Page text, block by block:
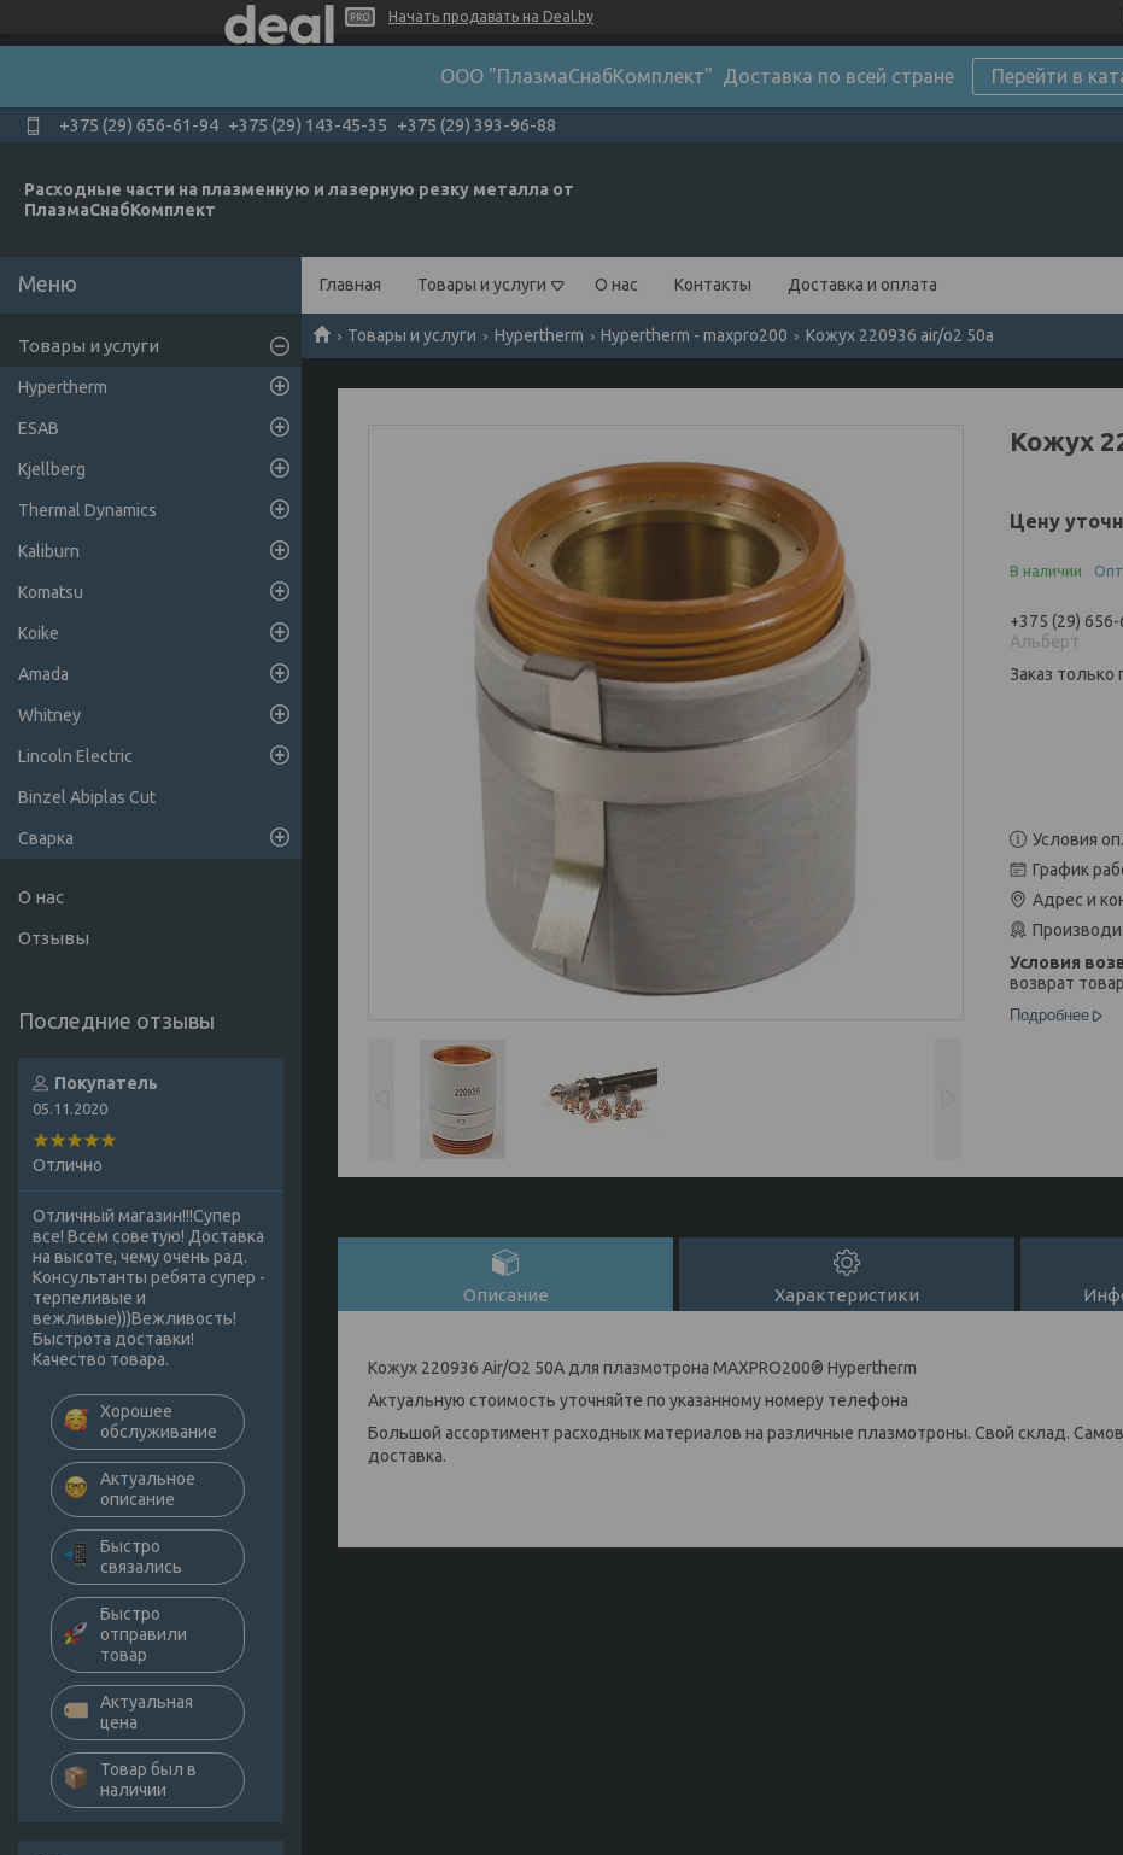
Начать продавать на Deal.by
ООО "ПлазмаСнабКомплект" Доставка по всей стране Перейти в
+375 (29) 656-61-94 +375 (29) 143-45-35 +375 (29) 393-96-88
Расходные части на плазменную и лазерную резку металла от
ПлазмаСнабКомплект
Главная Товары и услуги О нас Контакты Доставка и оплата
Товары и услуги Hypertherm Hypertherm - maxpro200 Кожух 220936 air/o2 50а
Кожух
Цену
В наличии
+375 (29)
Альберт
Заказ
Условия
График
Адрес и
возврат
Подробнее
Описание Характеристики
Кожух 220936 Air/O2 50А для плазмотрона MAXPRO200® Hypertherm
Актуальную стоимость уточняйте по указанному номеру телефона
Большой ассортимент расходных материалов на различные плазмотроны. Свой склад.
доставка.
Товары и услуги
Hypertherm
ESAB
Kjellberg
Thermal Dynamics
Kaliburn
Komatsu
Koike
Amada
Whitney
Lincoln Electric
Binzel Abiplas Cut
Сварка
О нас
Отзывы
Покупатель
05.11.2020
Отлично
Отличный магазин!!!Супер
все! Всем советую! Доставка
на высоте, чему очень рад.
Консультанты ребята супер -
терпеливые и
вежливые)))Вежливость!
Быстрота доставки!
Качество товара.
Хорошее
обслуживание
Актуальное
описание
Быстро
связались
Быстро
отправили
товар
Актуальная
цена
Товар был в
наличии